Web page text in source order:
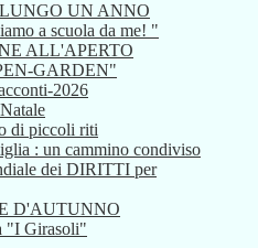
UN ANNO
a scuola da me! "
ALL'APERTO
GARDEN"
2026
di piccoli riti
: un cammino condiviso
dei DIRITTI per
D'AUTUNNO
"I Girasoli"